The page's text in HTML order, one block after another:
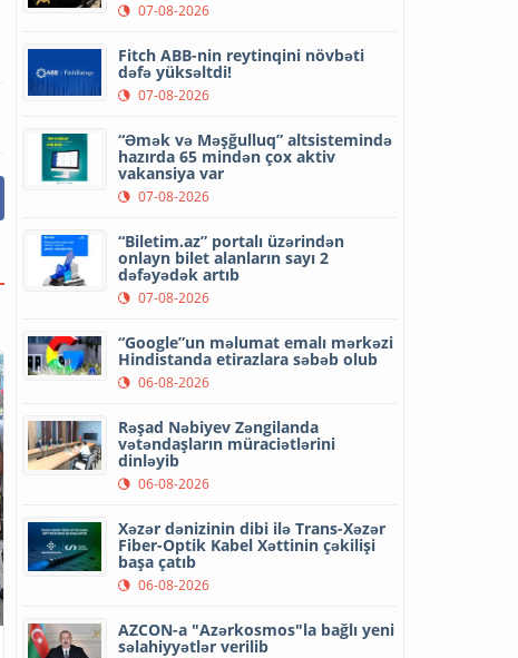
07-08-2026
Fitch ABB-nin reytinqini növbəti
dəfə yüksəltdi!
07-08-2026
“Əmək və Məşğulluq” altsistemində
hazırda 65 mindən çox aktiv
vakansiya var
07-08-2026
“Biletim.az” portalı üzərindən
onlayn bilet alanların sayı 2
dəfəyədək artıb
07-08-2026
“Google”un məlumat emalı mərkəzi
Hindistanda etirazlara səbəb olub
06-08-2026
Rəşad Nəbiyev Zəngilanda
vətəndaşların müraciətlərini
dinləyib
06-08-2026
Xəzər dənizinin dibi ilə Trans-Xəzər
Fiber-Optik Kabel Xəttinin çəkilişi
başa çatıb
06-08-2026
AZCON-a "Azərkosmos"la bağlı yeni
səlahiyyətlər verilib